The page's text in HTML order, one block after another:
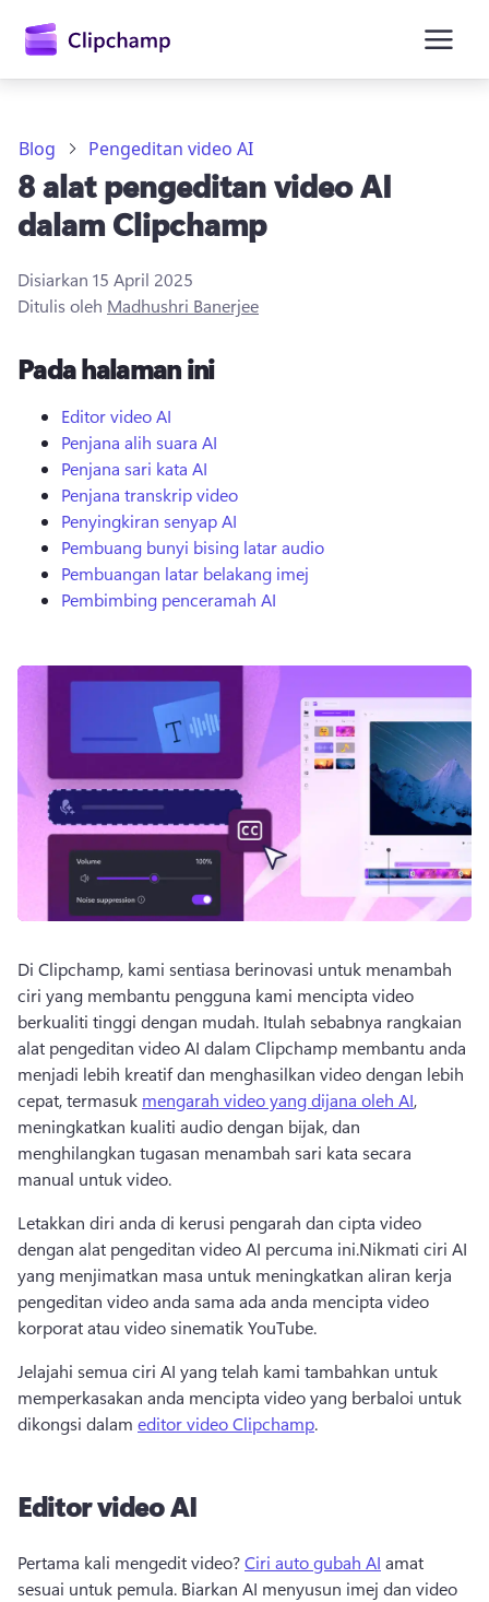
utama
Cuba secara percuma
Blog Pengeditan video AI
8 alat pengeditan video AI
dalam Clipchamp
Disiarkan 15 April 2025
Ditulis oleh Madhushri Banerjee
Pada halaman ini
Editor video AI
Penjana alih suara AI
Penjana sari kata AI
Penjana transkrip video
Penyingkiran senyap AI
Pembuang bunyi bising latar audio
Pembuangan latar belakang imej
Pembimbing penceramah AI
Di Clipchamp, kami sentiasa berinovasi untuk menambah
ciri yang membantu pengguna kami mencipta video
berkualiti tinggi dengan mudah. Itulah sebabnya rangkaian
alat pengeditan video AI dalam Clipchamp membantu anda
menjadi lebih kreatif dan menghasilkan video dengan lebih
cepat, termasuk mengarah video yang dijana oleh AI,
meningkatkan kualiti audio dengan bijak, dan
menghilangkan tugasan menambah sari kata secara
manual untuk video.
Letakkan diri anda di kerusi pengarah dan cipta video
dengan alat pengeditan video AI percuma ini.Nikmati ciri AI
yang menjimatkan masa untuk meningkatkan aliran kerja
pengeditan video anda sama ada anda mencipta video
korporat atau video sinematik YouTube.
Jelajahi semua ciri AI yang telah kami tambahkan untuk
memperkasakan anda mencipta video yang berbaloi untuk
dikongsi dalam editor video Clipchamp.
Editor video AI
Pertama kali mengedit video? Ciri auto gubah AI amat
sesuai untuk pemula. Biarkan AI menyusun imej dan video